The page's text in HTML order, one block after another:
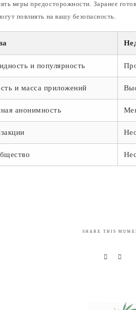
меры предосторожности. Заранее
повлиять на вашу безопасность.
и популярность
и масса приложений
анонимность
SHARE THIS